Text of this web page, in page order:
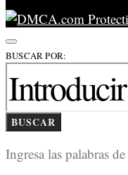
BUSCAR POR:
BUSCAR
Ingresa las palabras